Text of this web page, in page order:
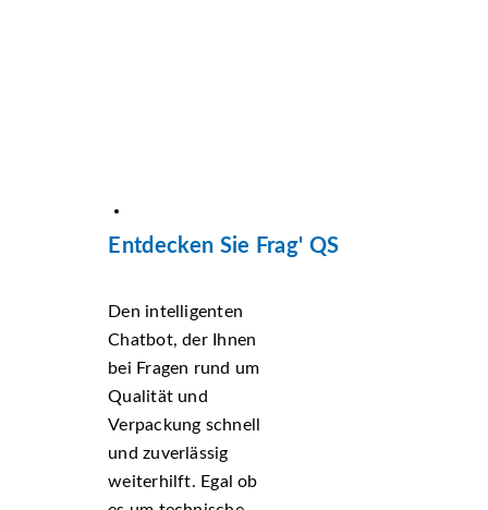
Entdecken Sie Frag' QS
Den intelligenten
Chatbot, der Ihnen
bei Fragen rund um
Qualität und
Verpackung schnell
und zuverlässig
weiterhilft. Egal ob